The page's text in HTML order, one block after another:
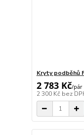
Kryty podběhů
2 783 Kč/pár
2 300 Kč bez